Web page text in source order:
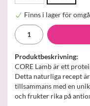
Finns i lager för
Produktbeskrivning:
CORE Lamb är ett
Detta naturliga recept
tillsammans med en
och frukter rika på